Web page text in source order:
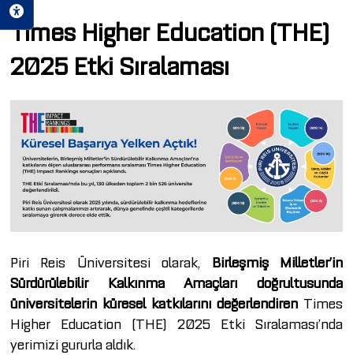
Times Higher Education (THE)
2025 Etki Sıralaması
Piri Reis Üniversitesi olarak, Birleşmiş Milletler’in
Sürdürülebilir Kalkınma Amaçları doğrultusunda
üniversitelerin küresel katkılarını değerlendiren Times
Higher Education (THE) 2025 Etki Sıralaması’nda
yerimizi gururla aldık.